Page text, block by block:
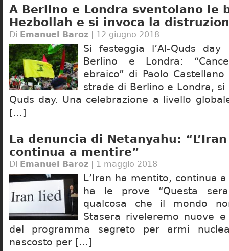
A Berlino e Londra sventolano le
Hezbollah e si invoca la
Di Emanuel Baroz | 12 giugno 2018
Si festeggia l’Al-Quds
Berlino e Londra:
ebraico” di Paolo
strade di Berlino e Londra, si
Quds day. Una celebrazione a livello
[…]
La denuncia di Netanyahu:
continua a mentire”
Di Emanuel Baroz | 1 maggio 2018
L’Iran ha mentito, continua
ha le prove “Questa
qualcosa che il mondo
Stasera riveleremo nuove
del programma segreto per armi
nascosto per […]